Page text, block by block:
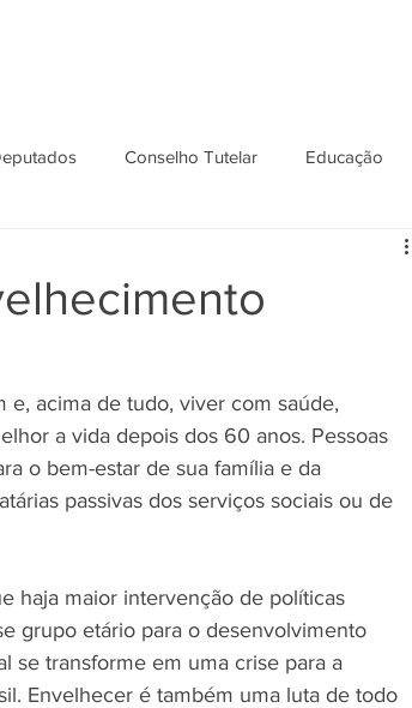
Conselho Tutelar Educação
da Mulher Pessoa com Deficiência
acima de tudo, viver com saúde,
a vida depois dos 60 anos. Pessoas
o bem-estar de sua família e da
passivas dos serviços sociais ou de
haja maior intervenção de políticas
grupo etário para o desenvolvimento
se transforme em uma crise para a
Envelhecer é também uma luta de todo